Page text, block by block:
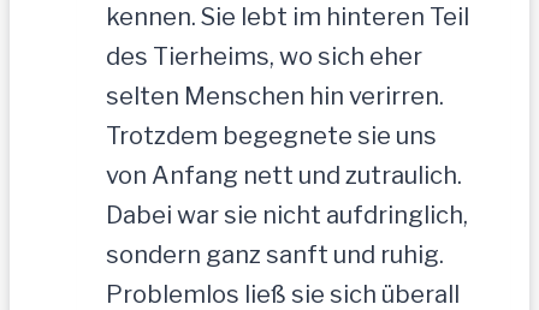
kennen. Sie lebt im hinteren Teil
des Tierheims, wo sich eher
selten Menschen hin verirren.
Trotzdem begegnete sie uns
von Anfang nett und zutraulich.
Dabei war sie nicht aufdringlich,
sondern ganz sanft und ruhig.
Problemlos ließ sie sich überall